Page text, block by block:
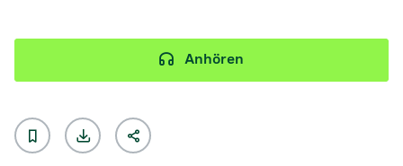
Anhören